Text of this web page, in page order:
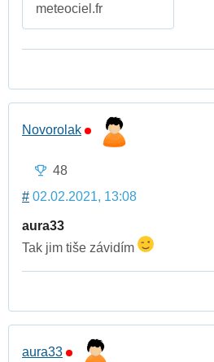
meteociel.fr
Novorolak
48
# 02.02.2021, 13:08
aura33
Tak jim tiše závidím
aura33